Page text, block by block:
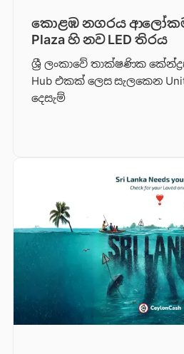
කොළඹ නගරය
Plaza හි නව LED තිරය
ශ්‍රී ලංකාවේ තාක්ෂණික
Hub එකක් ලෙස සැලකෙන
දෙසැම්